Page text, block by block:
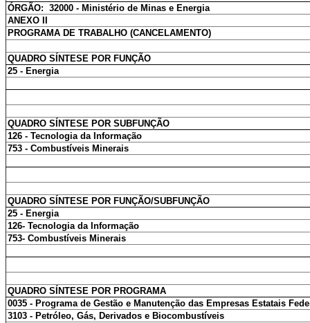
ÓRGÃO: 32000 - Ministério de Minas e Energia
ANEXO II
PROGRAMA DE TRABALHO (CANCELAMENTO)
QUADRO SÍNTESE POR FUNÇÃO
25 - Energia
QUADRO SÍNTESE POR SUBFUNÇÃO
126 - Tecnologia da Informação
753 - Combustíveis Minerais
QUADRO SÍNTESE POR FUNÇÃO/SUBFUNÇÃO
25 - Energia
126- Tecnologia da Informação
753- Combustíveis Minerais
QUADRO SÍNTESE POR PROGRAMA
0035 - Programa de Gestão e Manutenção das Empresas Estatais
3103 - Petróleo, Gás, Derivados e Biocombustíveis